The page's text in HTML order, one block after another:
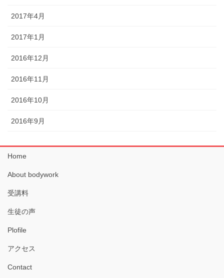
2017年4月
2017年1月
2016年12月
2016年11月
2016年10月
2016年9月
Home
About bodywork
受講料
生徒の声
Plofile
アクセス
Contact